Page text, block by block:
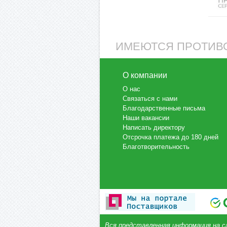
ИМЕЮТСЯ
О компании
О нас
Связаться с нами
Благодарственные письма
Наши вакансии
Написать директору
Отсрочка платежа до 180 дней
Благотворительность
Вся представленная информация на